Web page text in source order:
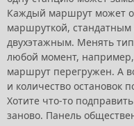
Каждый маршрут может
маршруткой, стандатным
двухэтажным. Менять
любой момент, например,
маршрут перегружен. А
и количество остановок
Хотите что-то
заново. Панель